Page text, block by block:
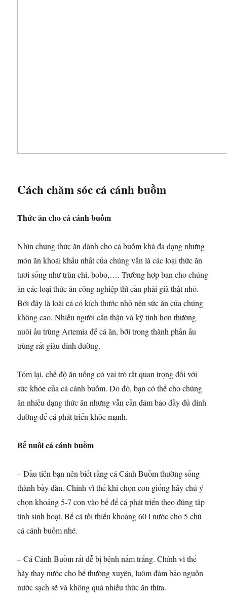
Cách chăm sóc cá cánh buồm
Thức ăn cho cá cánh buồm
Nhìn chung thức ăn dành cho cá buồm khá đa dạng nhưng
món ăn khoái khẩu nhất của chúng vẫn là các loại thức ăn
tươi sống như trùn chỉ, bobo,…. Trường hợp bạn cho chúng
ăn các loại thức ăn công nghiệp thì cần phải giã thật nhỏ.
Bởi đây là loài cá có kích thước nhỏ nên sức ăn của chúng
không cao. Nhiều người cẩn thận và kỹ tính hơn thường
nuôi ấu trùng Artemia để cá ăn, bởi trong thành phần ấu
trùng rất giàu dinh dưỡng.
Tóm lại, chế độ ăn uống có vai trò rất quan trọng đối với
sức khỏe của cá cánh buồm. Do đó, bạn có thể cho chúng
ăn nhiều dạng thức ăn nhưng vẫn cần đảm bảo đầy đủ dinh
dưỡng để cá phát triển khỏe mạnh.
Bể nuôi cá cánh buồm
– Đầu tiên bạn nên biết rằng cá Cánh Buồm thường sống
thành bầy đàn. Chính vì thế khi chọn con giống hãy chú ý
chọn khoảng 5-7 con vào bể để cá phát triển theo đúng tâp
tính sinh hoạt. Bể cá tối thiểu khoảng 60 l nước cho 5 chú
cá cánh buồm nhé.
– Cá Cánh Buồm rất dễ bị bệnh nấm trắng. Chính vì thế
hãy thay nước cho bể thường xuyên, luôm đảm bảo nguồn
nước sạch sẽ và không quá nhiều thức ăn thừa.